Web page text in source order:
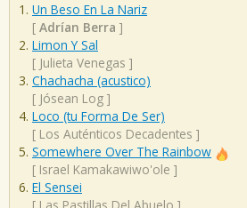
Un Beso En La Nariz
[ Adrían Berra ]
Limon Y Sal
[ Julieta Venegas ]
Chachacha (acustico)
[ Jósean Log ]
Loco (tu Forma De Ser)
[ Los Auténticos Decadentes ]
Somewhere Over The Rainbow
[ Israel Kamakawiwo'ole ]
El Sensei